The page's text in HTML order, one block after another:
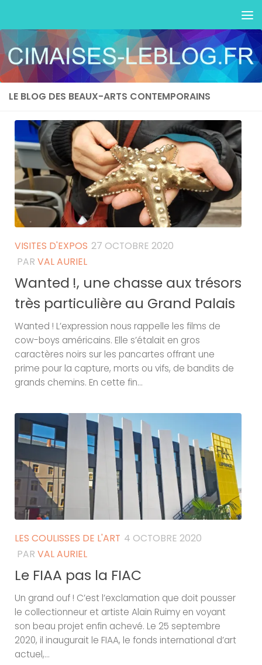
LE BLOG DES BEAUX-ARTS CONTEMPORAINS
VISITES D'EXPOS 27 OCTOBRE 2020
PAR VAL AURIEL
Wanted !, une chasse aux trésors
très particulière au Grand Palais
Wanted ! L’expression nous rappelle les films de
cow-boys américains. Elle s’étalait en gros
caractères noirs sur les pancartes offrant une
prime pour la capture, morts ou vifs, de bandits de
grands chemins. En cette fin...
LES COULISSES DE L'ART 4 OCTOBRE 2020
PAR VAL AURIEL
Le FIAA pas la FIAC
Un grand ouf ! C’est l’exclamation que doit pousser
le collectionneur et artiste Alain Ruimy en voyant
son beau projet enfin achevé. Le 25 septembre
2020, il inaugurait le FIAA, le fonds international d’art
actuel,...